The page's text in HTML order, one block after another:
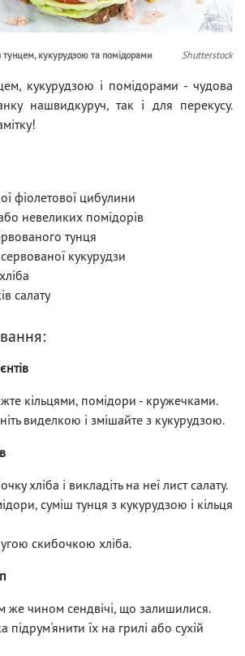
тунцем, кукурудзою та помідорами Shutterstock
кукурудзою і помідорами - чудова
нашвидкуруч, так і для перекусу.
фіолетової цибулини
невеликих помідорів
тунця
кукурудзи
салату
кільцями, помідори - кружечками.
виделкою і змішайте з кукурудзою.
хліба і викладіть на неї лист салату.
суміш тунця з кукурудзою і кільця
скибочкою хліба.
же чином сендвічі, що залишилися.
підрум'янити їх на грилі або сухій